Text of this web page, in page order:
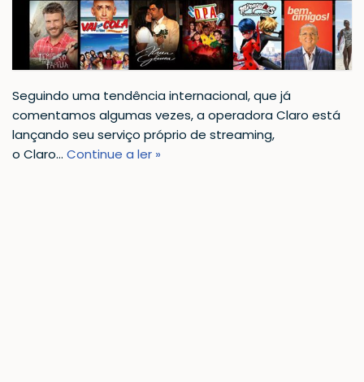
Seguindo uma tendência internacional, que já
comentamos algumas vezes, a operadora Claro está
lançando seu serviço próprio de streaming,
o Claro… Continue a ler »